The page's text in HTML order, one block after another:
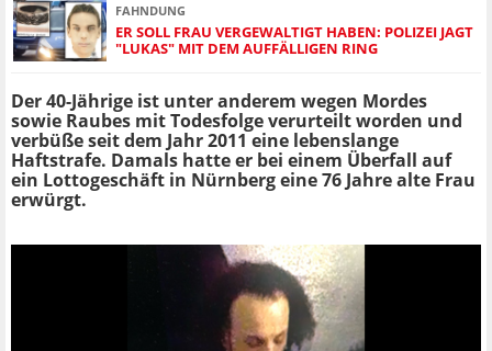
FAHNDUNG
ER SOLL FRAU VERGEWALTIGT HABEN: POLIZEI JAGT
"LUKAS" MIT DEM AUFFÄLLIGEN RING
Der 40-Jährige ist unter anderem wegen Mordes
sowie Raubes mit Todesfolge verurteilt worden und
verbüße seit dem Jahr 2011 eine lebenslange
Haftstrafe. Damals hatte er bei einem Überfall auf
ein Lottogeschäft in Nürnberg eine 76 Jahre alte Frau
erwürgt.